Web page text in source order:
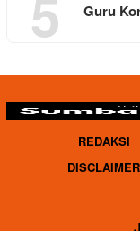
Guru
REDAKSI
DISCLAIMER